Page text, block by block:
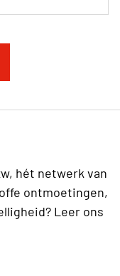
hét netwerk van
ontmoetingen,
Leer ons